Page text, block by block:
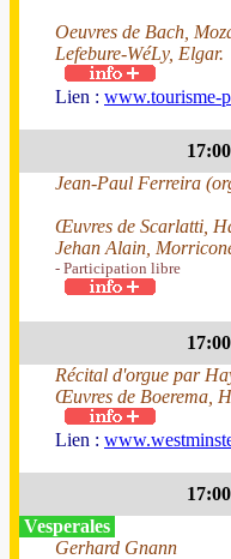
Oeuvres de Bach,
Lefebure-WéLy, Elgar.
Lien : www.tourisme-
17:00
Jean-Paul Ferreira
Œuvres de Scarlatti,
Jehan Alain,
- Participation libre
17:00
Récital d'orgue par
Œuvres de Boerema,
Lien :
17:00
Vesperales
Gerhard Gnann